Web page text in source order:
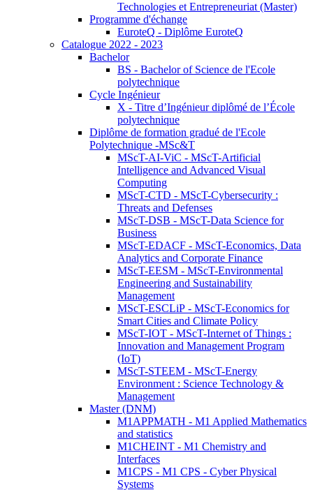
Technologies et Entrepreneuriat (Master)
Programme d'échange
EuroteQ - Diplôme EuroteQ
Catalogue 2022 - 2023
Bachelor
BS - Bachelor of Science de l'Ecole
polytechnique
Cycle Ingénieur
X - Titre d’Ingénieur diplômé de l’École
polytechnique
Diplôme de formation gradué de l'Ecole
Polytechnique -MSc&T
MScT-AI-ViC - MScT-Artificial
Intelligence and Advanced Visual
Computing
MScT-CTD - MScT-Cybersecurity :
Threats and Defenses
MScT-DSB - MScT-Data Science for
Business
MScT-EDACF - MScT-Economics, Data
Analytics and Corporate Finance
MScT-EESM - MScT-Environmental
Engineering and Sustainability
Management
MScT-ESCLiP - MScT-Economics for
Smart Cities and Climate Policy
MScT-IOT - MScT-Internet of Things :
Innovation and Management Program
(IoT)
MScT-STEEM - MScT-Energy
Environment : Science Technology &
Management
Master (DNM)
M1APPMATH - M1 Applied Mathematics
and statistics
M1CHEINT - M1 Chemistry and
Interfaces
M1CPS - M1 CPS - Cyber Physical
Systems